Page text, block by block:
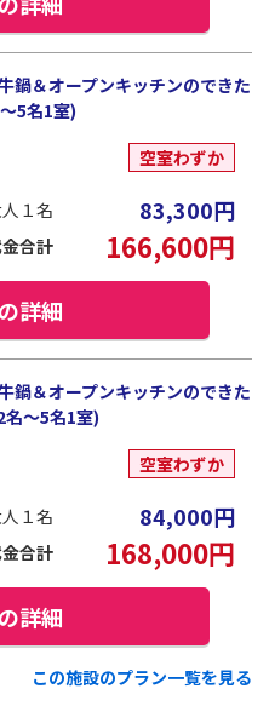
鍋＆オープンキッチンのできた
5名1室)
空室わずか
１名 83,300円
合計 166,600円
詳細
鍋＆オープンキッチンのできた
～5名1室)
空室わずか
１名 84,000円
合計 168,000円
詳細
この施設のプラン一覧を見る